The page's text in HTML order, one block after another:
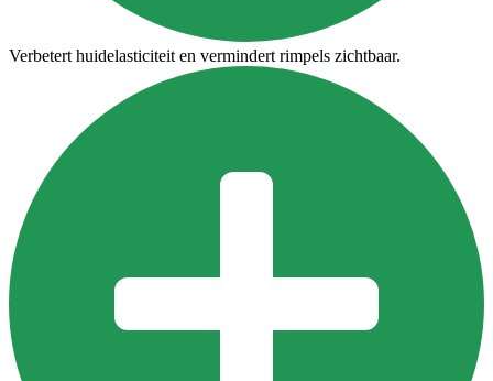
Verbetert huidelasticiteit en vermindert rimpels zichtbaar.